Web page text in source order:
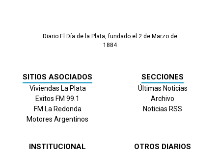
Diario El Día de la Plata, fundado el 2 de Marzo de
1884
SITIOS ASOCIADOS
Viviendas La Plata
Exitos FM 99.1
FM La Redonda
Motores Argentinos
SECCIONES
Últimas Noticias
Archivo
Noticias RSS
INSTITUCIONAL OTROS DIARIOS